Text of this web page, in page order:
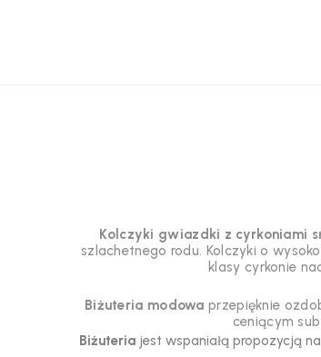
Kolczyki gwiazdki z cyrkoniami
szlachetnego rodu. Kolczyki o
klasy cyrkonie
Biżuteria modowa przepięknie
ceniącym
Biżuteria jest wspaniałą propozycją